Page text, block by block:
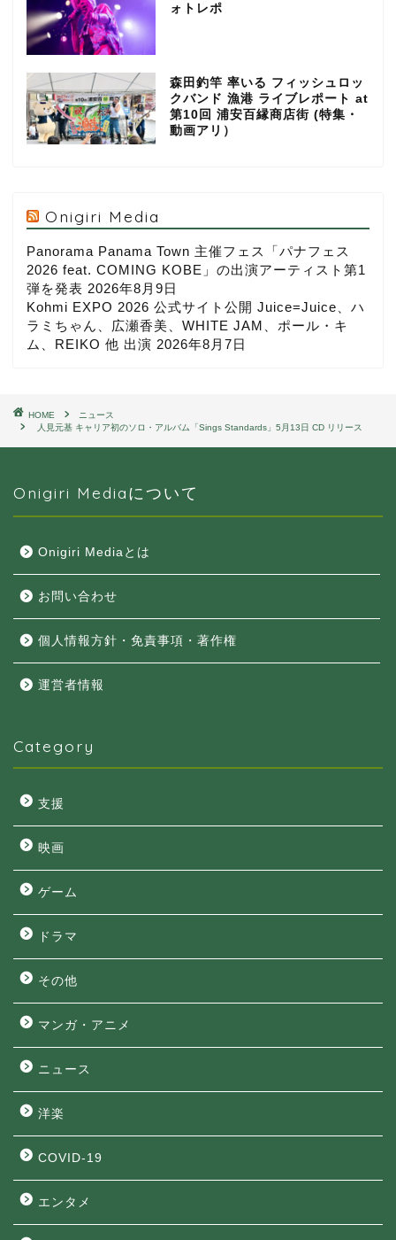
ォトレポ
森田釣竿 率いる フィッシュロッ
クバンド 漁港 ライブレポート at
第10回 浦安百縁商店街 (特集・
動画アリ）
Onigiri Media
Panorama Panama Town 主催フェス「パナフェス
2026 feat. COMING KOBE」の出演アーティスト第1
弾を発表 2026年8月9日
Kohmi EXPO 2026 公式サイト公開 Juice=Juice、ハ
ラミちゃん、広瀬香美、WHITE JAM、ポール・キ
ム、REIKO 他 出演 2026年8月7日
HOME
ニュース
⼈⾒元基 キャリア初のソロ・アルバム「Sings Standards」5月13日 CD リリース
Onigiri Mediaについて
Onigiri Mediaとは
お問い合わせ
個人情報方針・免責事項・著作権
運営者情報
Category
支援
映画
ゲーム
ドラマ
その他
マンガ・アニメ
ニュース
洋楽
COVID-19
エンタメ